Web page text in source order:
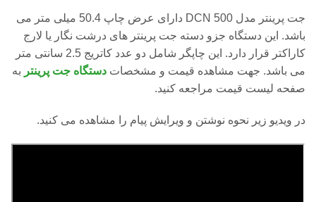
جت پرینتر مدل DCN 500 دارای عرض چاپ 50.4 میلی متر می
باشد. این دستگاه جزو دسته جت پرینتر های درشت نگار یا لارج
کاراکتر قرار دارد. این چاپگر شامل دو عدد کاتریج 2.5 سانتی متر
می باشد. جهت مشاهده قیمت و مشخصات دستگاه جت پرینتر به
صفحه لیست قیمت مراجعه کنید.
در ویدیو زیر نحوه نوشتن و ویرایش پیام را مشاهده می کنید.